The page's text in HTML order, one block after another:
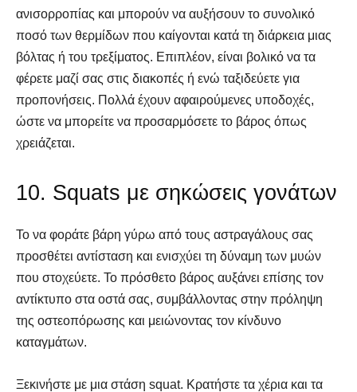
ανισορροπίας και μπορούν να αυξήσουν το συνολικό
ποσό των θερμίδων που καίγονται κατά τη διάρκεια μιας
βόλτας ή του τρεξίματος. Επιπλέον, είναι βολικό να τα
φέρετε μαζί σας στις διακοπές ή ενώ ταξιδεύετε για
προπονήσεις. Πολλά έχουν αφαιρούμενες υποδοχές,
ώστε να μπορείτε να προσαρμόσετε το βάρος όπως
χρειάζεται.
10. Squats με σηκώσεις γονάτων
Το να φοράτε βάρη γύρω από τους αστραγάλους σας
προσθέτει αντίσταση και ενισχύει τη δύναμη των μυών
που στοχεύετε. Το πρόσθετο βάρος αυξάνει επίσης τον
αντίκτυπο στα οστά σας, συμβάλλοντας στην πρόληψη
της οστεοπόρωσης και μειώνοντας τον κίνδυνο
καταγμάτων.
Ξεκινήστε με μια στάση squat. Κρατήστε τα χέρια και τα